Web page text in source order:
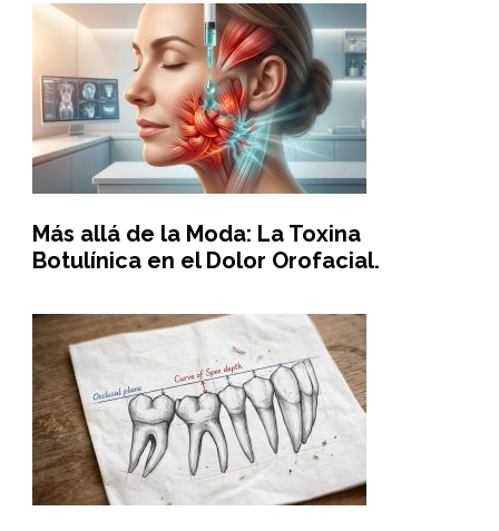
Más allá de la Moda: La Toxina
Botulínica en el Dolor Orofacial.